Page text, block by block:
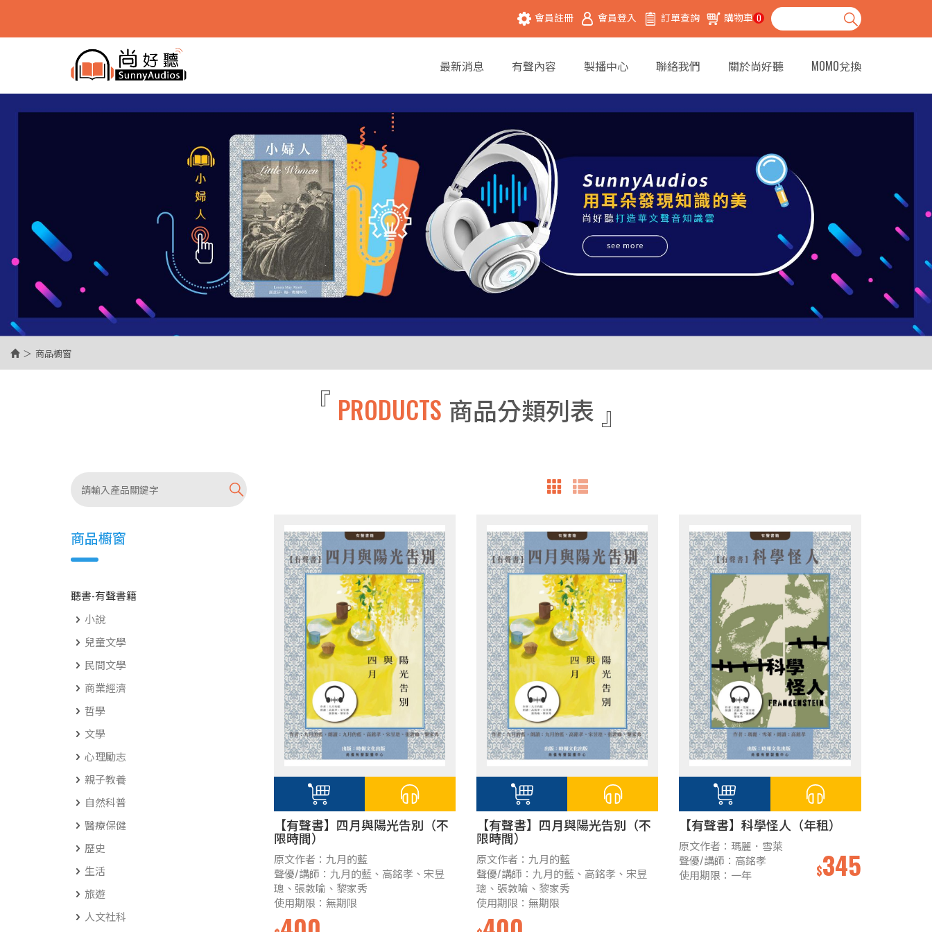
會員註冊 會員登入 訂單查詢 購物車 0
最新消息 有聲內容 製播中心 聯絡我們 關於尚好聽 MOMO兌換
商品櫥窗
PRODUCTS 商品分類列表
商品櫥窗
聽書-有聲書籍
小說
兒童文學
民間文學
商業經濟
哲學
文學
心理勵志
親子教養
自然科普
醫療保健
歷史
生活
旅遊
人文社科
【有聲書】四月與陽光告別（不
限時間）
原文作者：九月的藍
聲優/講師：九月的藍、高銘孝、宋昱
璁、張敦喻、黎家秀
使用期限：無期限
【有聲書】四月與陽光告別（不
限時間）
原文作者：九月的藍
聲優/講師：九月的藍、高銘孝、宋昱
璁、張敦喻、黎家秀
使用期限：無期限
【有聲書】科學怪人（年租）
原文作者：瑪麗．雪萊
聲優/講師：高銘孝
使用期限：一年
$345